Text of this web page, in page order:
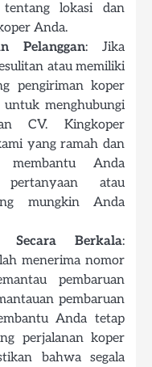
lokasi dan
Anda.
Pelanggan: Jika
atau memiliki
pengiriman koper
menghubungi
CV. Kingkoper
yang ramah dan
membantu Anda
atau
mungkin Anda
Secara Berkala:
menerima nomor
pembaruan
pembaruan
Anda tetap
perjalanan koper
bahwa segala